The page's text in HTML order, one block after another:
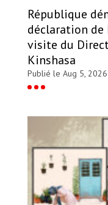
République
déclaration de
visite du
Kinshasa
Publié le Aug 5, 2026